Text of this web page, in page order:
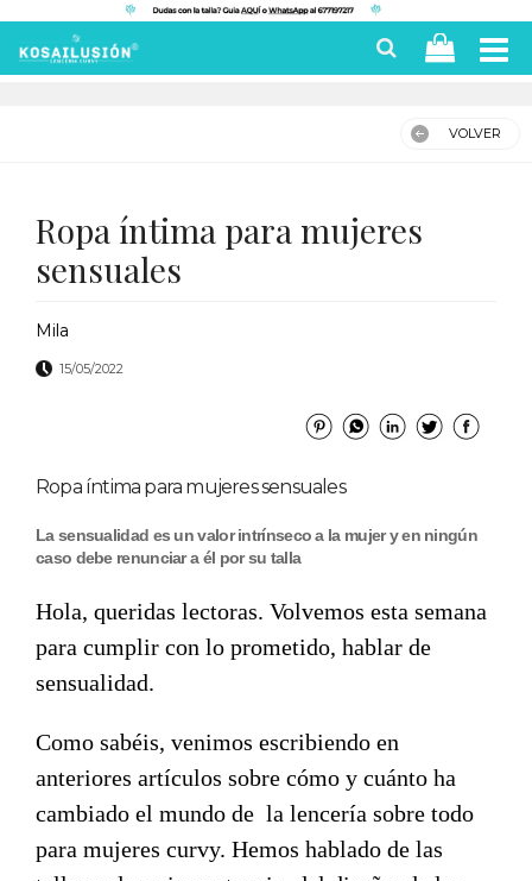
VOLVER
Ropa íntima para mujeres
sensuales
Mila
15/05/2022
Ropa íntima para mujeres sensuales
La sensualidad es un valor intrínseco a la mujer y en ningún
caso debe renunciar a él por su talla
Hola, queridas lectoras. Volvemos esta semana
para cumplir con lo prometido, hablar de
sensualidad.
Como sabéis, venimos escribiendo en
anteriores artículos sobre cómo y cuánto ha
cambiado el mundo de la lencería sobre todo
para mujeres curvy. Hemos hablado de las